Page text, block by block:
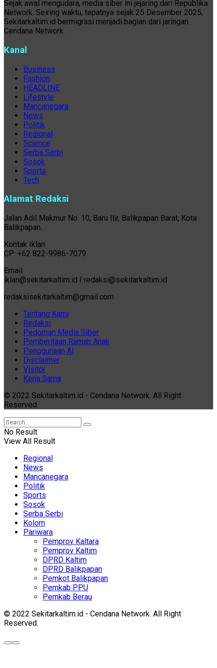
Sejak awal mengudara, media siber ini jejaring dari Republika
Network. Seiring waktu, tepatnya sejak 25 Desember 2025,
Sekitarkaltim.id bermigrasi menjadi bagian dari jaringan
Cendana Network.
Kanal
Business
Fashion
HEADLINE
Lifestyle
Mancanegara
News
Politik
Regional
Science
Serba Serbi
Sosok
Sports
Tech
Alamat Redaksi
Jalan Adil Makmur No. 10, Baru Ilir, Balikpapan Barat, Kota
Balikpapan.
Kontak Iklan:
CP: +62 822-9986-7079
Email:
iklan@sekitarkaltim.id I redaksi@sekitarkaltim.id
redaksisekitarkaltim@gmail.com
Tentang Kami
Redaksi
Pedoman Media Siber
Pemberitaan Ramah Anak
Penggunaan AI
Disclaimer
Visitor
Kerja Sama
© 2022 Sekitarkaltim.id - Cendana Network. All Right
Reserved.
No Result
View All Result
Regional
News
Mancanegara
Politik
Sports
Sosok
Serba Serbi
Kolom
Pariwara
Pemprov Kaltara
Pemprov Kaltim
DPRD Kaltim
DPRD Balikpapan
Pemkot Balikpapan
Pemkab PPU
Pemkab Berau
© 2022 Sekitarkaltim.id - Cendana Network. All Right
Reserved.